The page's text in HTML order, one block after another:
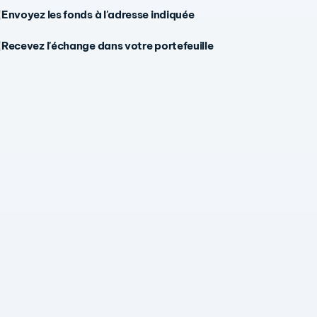
Envoyez les fonds à l'adresse indiquée
Recevez l'échange dans votre portefeuille